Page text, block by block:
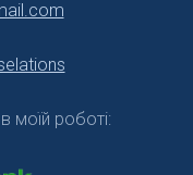
моїй роботі: